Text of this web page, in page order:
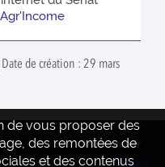
Agr'Income
de création : 29 mars
de vous proposer des
des remontées de
et des contenus
www.inrae.fr